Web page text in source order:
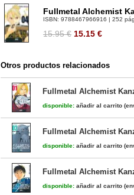
Fullmetal Alchemist
ISBN: 9788467966916 | 252
15.95 € 15.15 €
Otros productos relacionados
Fullmetal Alchemist
disponible: añadir al carrito
Fullmetal Alchemist
disponible: añadir al carrito
Fullmetal Alchemist
disponible: añadir al carrito